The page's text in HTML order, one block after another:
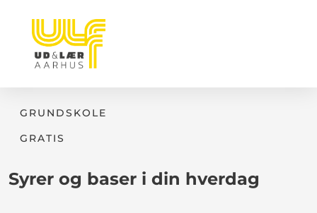
GRUNDSKOLE
GRATIS
Syrer og baser i din hverdag